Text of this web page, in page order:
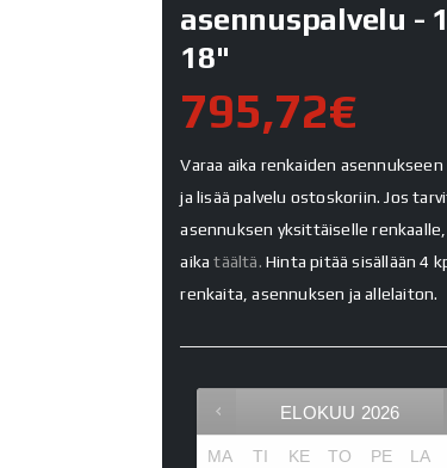
asennuspalvelu -
18"
795,72€
Varaa aika renkaiden asennukseen
ja lisää palvelu ostoskoriin. Jos
asennuksen yksittäiselle renkaalle,
aikatäältä. Hinta pitää sisällään 4
renkaita, asennuksen ja allelaiton.
ELOKUU 2026
MA TI KE TO PE LA